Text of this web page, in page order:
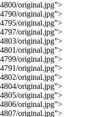
original.jpg”>
original.jpg”>
original.jpg”>
original.jpg”>
original.jpg”>
original.jpg”>
original.jpg”>
original.jpg”>
original.jpg”>
original.jpg”>
original.jpg”>
original.jpg”>
original.jpg”>